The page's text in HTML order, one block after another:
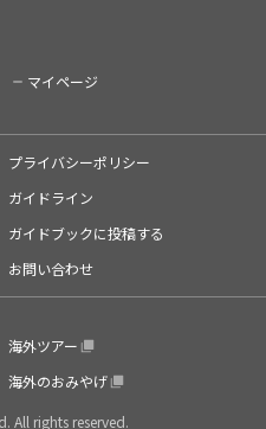
マイページ
プライバシーポリシー
ガイドライン
ガイドブックに投稿する
お問い合わせ
海外ツアー
海外のおみやげ
All rights reserved.